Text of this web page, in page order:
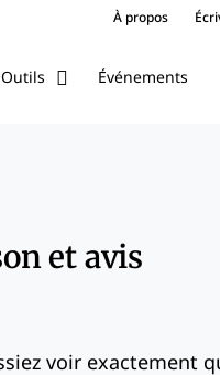
À propos
Outils Événements
et avis
voir exactement